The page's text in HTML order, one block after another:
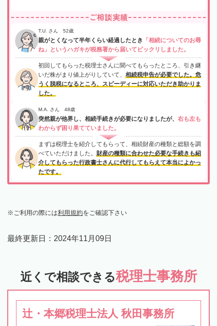
ご相談実績
T.U. さん 52歳
親がとくなって半年くらい経過したとき
「相続についてのお尋
ね」というハガキが税務署から届いてビックリしました。
初回してもらった税理士さんに聞べてもらったところ、引き継
いだ株がまり値上がりしていて、 相続税申告が必要でした。危
うく脱税になるところ、スピーディーに対応いただき助かりま
した。
M.A. さん 48歳
突然親が他界し、相続手続きが必要になりましたが、 右も左も
わからず困り果てていました。
まずは税理士を紹介してもらって、相続財産の種類と総額を調
べていただけました。 財産の種類に合わせた必要な手続きも紹
介してもらった行政書士さんに代行してもらえて本当によかっ
たです。
ご利用の際には利用規約をご確認下さい
最終更新日： 2024年11月09日
近くで相談できる税理士事務所
辻・本郷税理士法人 秋田事務所